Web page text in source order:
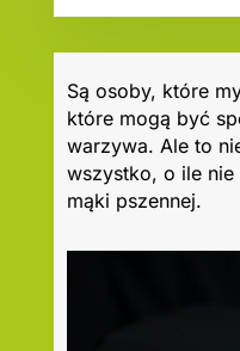
Są osoby, które
które mogą być
warzywa. Ale to
wszystko, o ile nie
mąki pszennej.